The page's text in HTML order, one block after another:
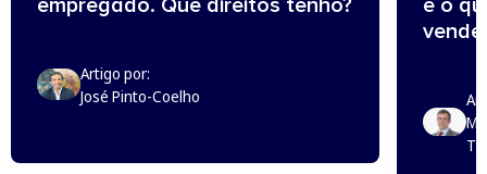
Artigo por:
José Pinto-Coelho